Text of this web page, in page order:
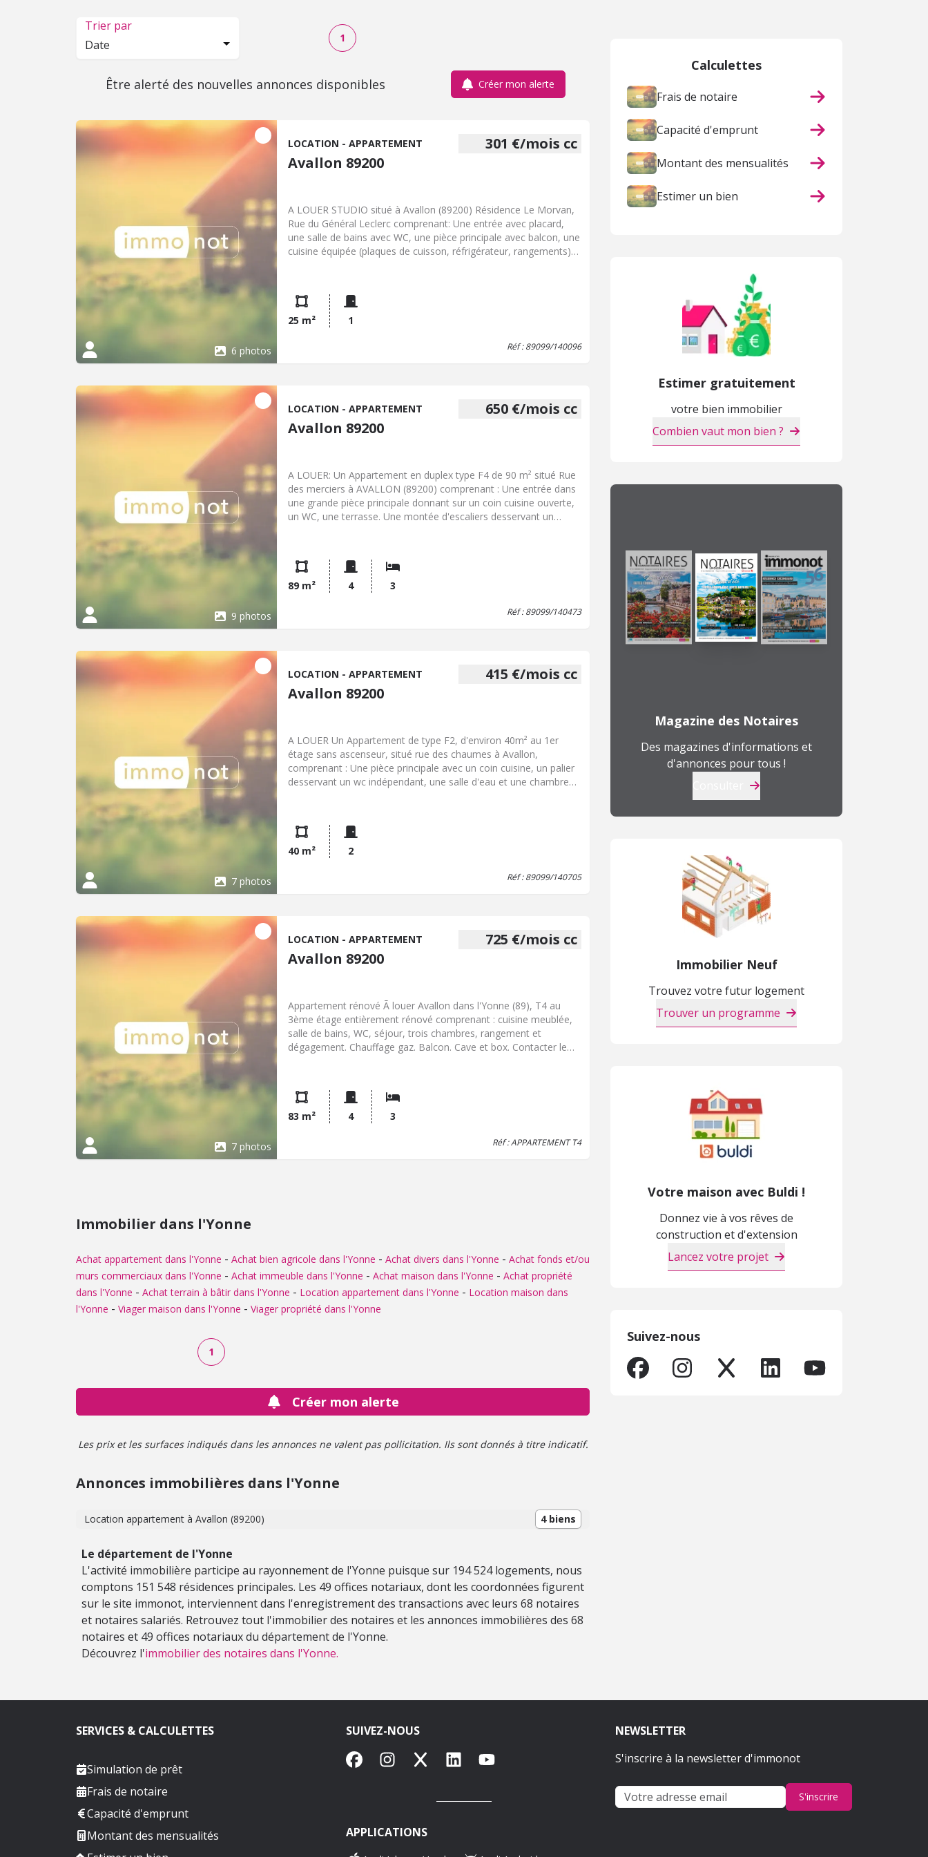
Trier par
Date
1
Être alerté des nouvelles annonces disponibles Créer mon alerte
6 photos
301 €/mois cc
LOCATION - APPARTEMENT
Avallon 89200
A LOUER STUDIO situé à Avallon (89200) Résidence Le Morvan,
Rue du Général Leclerc comprenant: Une entrée avec placard,
une salle de bains avec WC, une pièce principale avec balcon, une
cuisine équipée (plaques de cuisson, réfrigérateur, rangements),
copropriété Disponible le 09/10/2026
25 m² 1
Réf : 89099/140096
9 photos
650 €/mois cc
LOCATION - APPARTEMENT
Avallon 89200
A LOUER: Un Appartement en duplex type F4 de 90 m² situé Rue
des merciers à AVALLON (89200) comprenant : Une entrée dans
une grande pièce principale donnant sur un coin cuisine ouverte,
un WC, une terrasse. Une montée d'escaliers desservant un
EUR par mois
89 m² 4 3
Réf : 89099/140473
7 photos
415 €/mois cc
LOCATION - APPARTEMENT
Avallon 89200
A LOUER Un Appartement de type F2, d'environ 40m² au 1er
étage sans ascenseur, situé rue des chaumes à Avallon,
comprenant : Une pièce principale avec un coin cuisine, un palier
desservant un wc indépendant, une salle d'eau et une chambre
40 m² 2
Réf : 89099/140705
7 photos
725 €/mois cc
LOCATION - APPARTEMENT
Avallon 89200
Appartement rénové Ã louer Avallon dans l'Yonne (89), T4 au
3ème étage entièrement rénové comprenant : cuisine meublée,
salle de bains, WC, séjour, trois chambres, rangement et
dégagement. Chauffage gaz. Balcon. Cave et box. Contacter le
83 m² 4 3
Réf : APPARTEMENT T4
Immobilier dans l'Yonne
Achat appartement dans l'Yonne - Achat bien agricole dans l'Yonne - Achat divers dans l'Yonne - Achat fonds et/ou
murs commerciaux dans l'Yonne - Achat immeuble dans l'Yonne - Achat maison dans l'Yonne - Achat propriété
dans l'Yonne - Achat terrain à bâtir dans l'Yonne - Location appartement dans l'Yonne - Location maison dans
l'Yonne - Viager maison dans l'Yonne - Viager propriété dans l'Yonne
1
Créer mon alerte
Les prix et les surfaces indiqués dans les annonces ne valent pas pollicitation. Ils sont donnés à titre indicatif.
Annonces immobilières dans l'Yonne
Location appartement à Avallon (89200) 4 biens
Le département de l'Yonne
L'activité immobilière participe au rayonnement de l'Yonne puisque sur 194 524 logements, nous
comptons 151 548 résidences principales. Les 49 offices notariaux, dont les coordonnées figurent
sur le site immonot, interviennent dans l'enregistrement des transactions avec leurs 68 notaires
et notaires salariés. Retrouvez tout l'immobilier des notaires et les annonces immobilières des 68
notaires et 49 offices notariaux du département de l'Yonne.
Découvrez l'immobilier des notaires dans l'Yonne.
Calculettes
Frais de notaire
Capacité d'emprunt
Montant des mensualités
Estimer un bien
Estimer gratuitement
votre bien immobilier
Combien vaut mon bien ?
Magazine des Notaires
Des magazines d'informations et
d'annonces pour tous !
Immobilier Neuf
Trouvez votre futur logement
Trouver un programme
Votre maison avec Buldi !
Donnez vie à vos rêves de
construction et d'extension
Lancez votre projet
Suivez-nous
SERVICES & CALCULETTES
Simulation de prêt
Frais de notaire
Capacité d'emprunt
Montant des mensualités
SUIVEZ-NOUS
FacebookInstagram
X LinkedInYouTube
APPLICATIONS
NEWSLETTER
S'inscrire à la newsletter d'immonot
S'inscrire